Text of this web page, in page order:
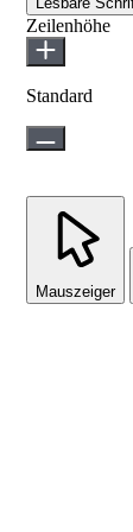
Zeilenhöhe
Standard
Mauszeiger